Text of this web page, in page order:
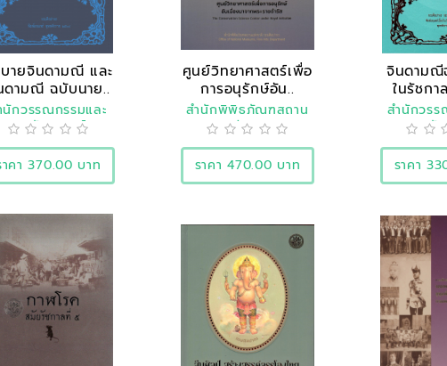
ายจินดามณี และ
ดามณี ฉบับนาย..
นักวรรณกรรมและ
ประวัติศาสตร์
าคา 370.00 บาท
ศูนย์วิทยาศาสตร์เพื่อ
การอนุรักษ์อัน..
สำนักพิพิธภัณฑสถาน
แห่งชาติ
ราคา 470.00 บาท
จินดามณี
ในรัชกา
ม
สำนักวรร
ประวั
ราคา